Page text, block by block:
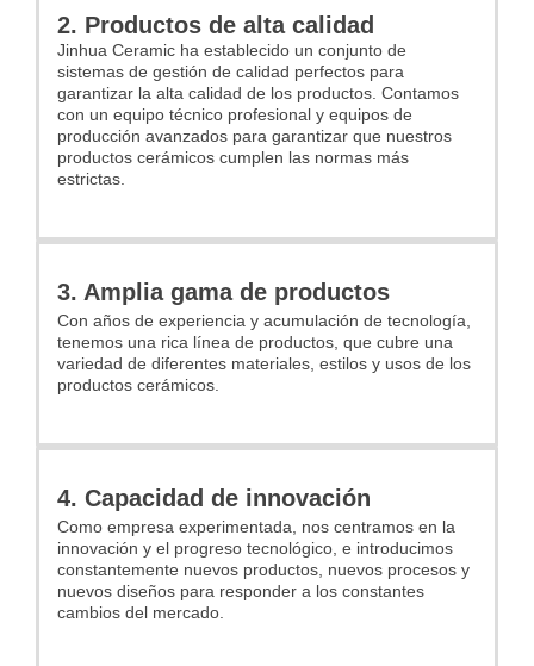
2. Productos de alta calidad
Jinhua Ceramic ha establecido un conjunto de
sistemas de gestión de calidad perfectos para
garantizar la alta calidad de los productos. Contamos
con un equipo técnico profesional y equipos de
producción avanzados para garantizar que nuestros
productos cerámicos cumplen las normas más
estrictas.
3. Amplia gama de productos
Con años de experiencia y acumulación de tecnología,
tenemos una rica línea de productos, que cubre una
variedad de diferentes materiales, estilos y usos de los
productos cerámicos.
4. Capacidad de innovación
Como empresa experimentada, nos centramos en la
innovación y el progreso tecnológico, e introducimos
constantemente nuevos productos, nuevos procesos y
nuevos diseños para responder a los constantes
cambios del mercado.